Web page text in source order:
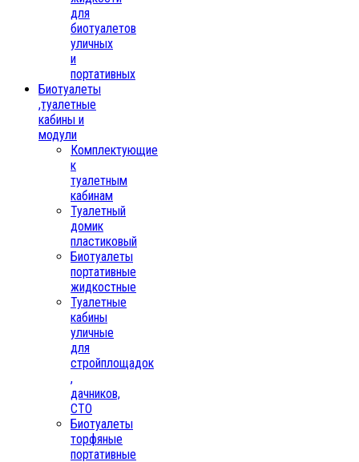
для
биотуалетов
уличных
и
портативных
Биотуалеты
,туалетные
кабины и
модули
Комплектующие
к
туалетным
кабинам
Туалетный
домик
пластиковый
Биотуалеты
портативные
жидкостные
Туалетные
кабины
уличные
для
стройплощадок
,
дачников,
СТО
Биотуалеты
торфяные
портативные